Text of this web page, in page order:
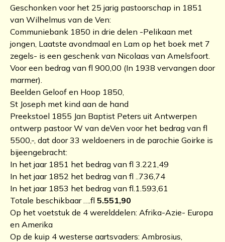
Geschonken voor het 25 jarig pastoorschap in 1851
van Wilhelmus van de Ven:
Communiebank 1850 in drie delen -Pelikaan met
jongen, Laatste avondmaal en Lam op het boek met 7
zegels- is een geschenk van Nicolaas van Amelsfoort.
Voor een bedrag van fl 900,00 (In 1938 vervangen door
marmer).
Beelden Geloof en Hoop 1850,
St Joseph met kind aan de hand
Preekstoel 1855 Jan Baptist Peters uit Antwerpen
ontwerp pastoor W van deVen voor het bedrag van fl
5500,-, dat door 33 weldoeners in de parochie Goirke is
bijeengebracht:
In het jaar 1851 het bedrag van fl 3.221,49
In het jaar 1852 het bedrag van fl ..736,74
In het jaar 1853 het bedrag van fl.1.593,61
Totale beschikbaar ….fl 5.551,90
Op het voetstuk de 4 werelddelen: Afrika-Azie- Europa
en Amerika
Op de kuip 4 westerse aartsvaders: Ambrosius,